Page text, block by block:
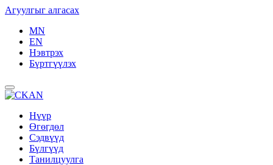
Агуулгыг алгасах
MN
EN
Нэвтрэх
Бүртгүүлэх
Нүүр
Өгөгдөл
Сэдвүүд
Бүлгүүд
Танилцуулга